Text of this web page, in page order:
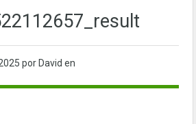
por David en